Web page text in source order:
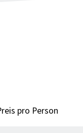
pro Person